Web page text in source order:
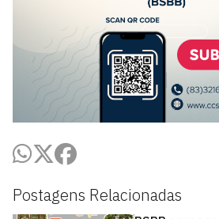
Postagens Relacionadas